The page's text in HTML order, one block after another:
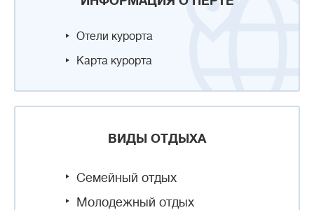
Отели курорта
Карта курорта
ВИДЫ ОТДЫХА
Семейный отдых
Молодежный отдых